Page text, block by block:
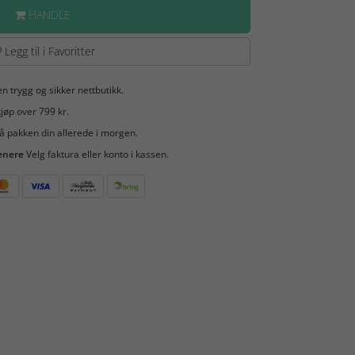
HANDLE
Legg til i Favoritter
trygg og sikker nettbutikk.
over 799 kr.
pakken din allerede i morgen.
Velg faktura eller konto i kassen.